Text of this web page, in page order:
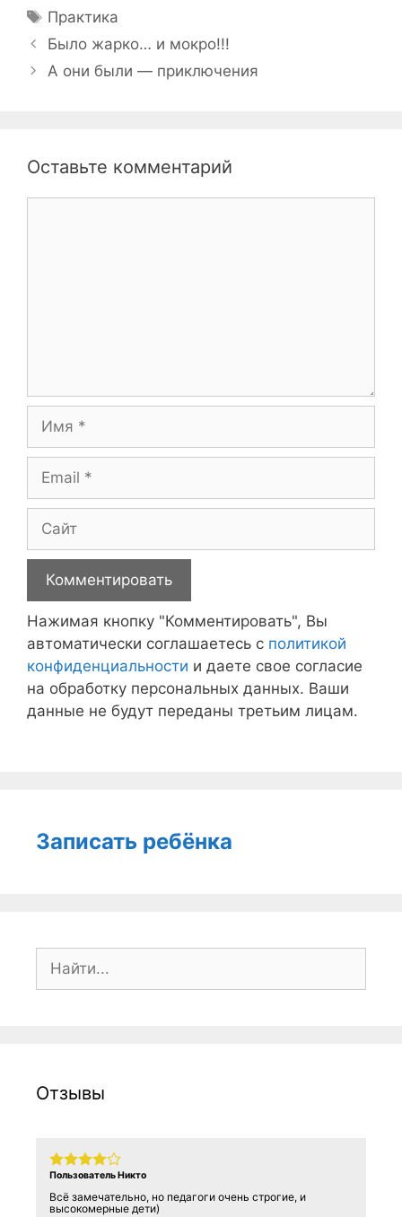
Метки
Практика
Навигация
записи
Было жарко… и мокро!!!
А они были — приключения
Оставьте комментарий
Нажимая кнопку "Комментировать", Вы
автоматически соглашаетесь с политикой
конфиденциальности и даете свое согласие
на обработку персональных данных. Ваши
данные не будут переданы третьим лицам.
Записать ребёнка
Поиск:
Отзывы
Пользователь Никто
Всё замечательно, но педагоги очень строгие, и
высокомерные дети)